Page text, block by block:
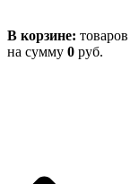
В корзине: товаров
на сумму 0 руб.